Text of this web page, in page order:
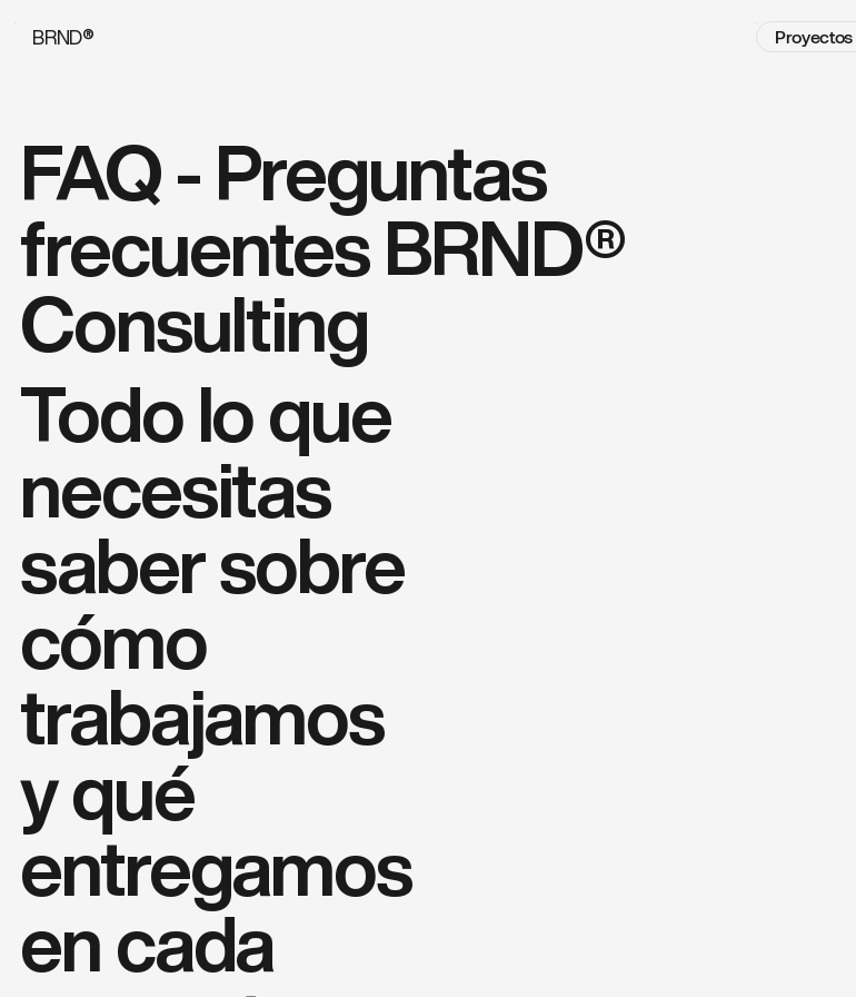
BRND® Proyectos
FAQ - Preguntas
frecuentes BRND®
Consulting
Todo lo que
necesitas
saber sobre
cómo
trabajamos
y qué
entregamos
en cada